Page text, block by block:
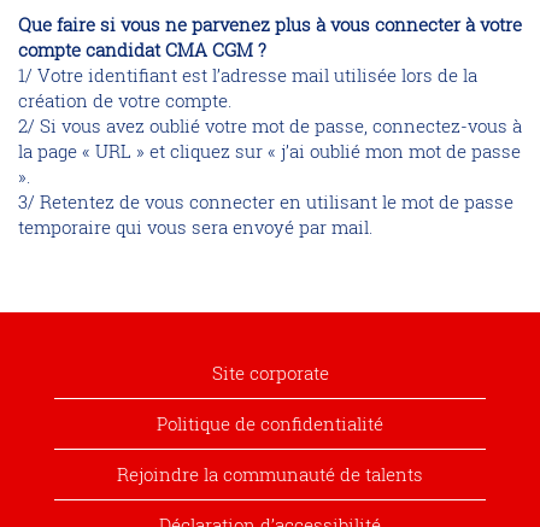
Que faire si vous ne parvenez plus à vous connecter à votre
compte candidat CMA CGM ?
1/ Votre identifiant est l’adresse mail utilisée lors de la
création de votre compte.
2/ Si vous avez oublié votre mot de passe, connectez-vous à
la page « URL » et cliquez sur « j’ai oublié mon mot de passe
».
3/ Retentez de vous connecter en utilisant le mot de passe
temporaire qui vous sera envoyé par mail.
Site corporate
Politique de confidentialité
Rejoindre la communauté de talents